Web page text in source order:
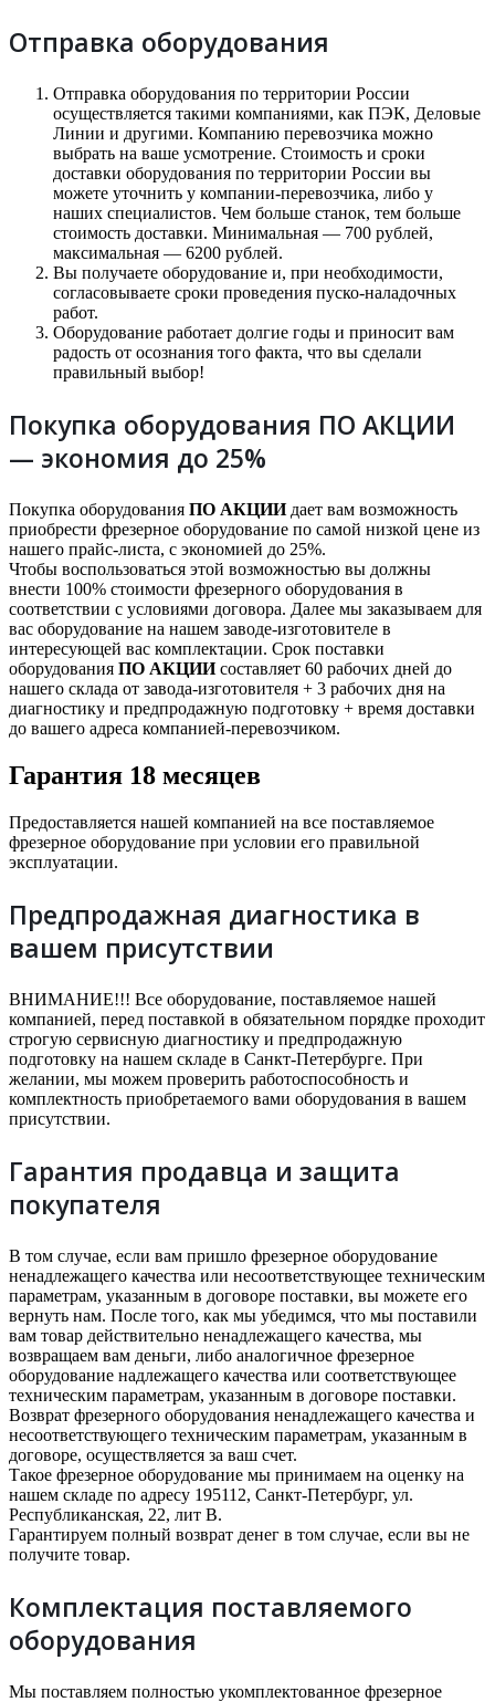
Отправка оборудования
Отправка оборудования по территории России
осуществляется такими компаниями, как ПЭК, Деловые
Линии и другими. Компанию перевозчика можно
выбрать на ваше усмотрение. Стоимость и сроки
доставки оборудования по территории России вы
можете уточнить у компании-перевозчика, либо у
наших специалистов. Чем больше станок, тем больше
стоимость доставки. Минимальная — 700 рублей,
максимальная — 6200 рублей.
Вы получаете оборудование и, при необходимости,
согласовываете сроки проведения пуско-наладочных
работ.
Оборудование работает долгие годы и приносит вам
радость от осознания того факта, что вы сделали
правильный выбор!
Покупка оборудования ПО АКЦИИ
— экономия до 25%
Покупка оборудования ПО АКЦИИдает вам возможность
приобрести фрезерное оборудование по самой низкой цене из
нашего прайс-листа, с экономией до 25%.
Чтобы воспользоваться этой возможностью вы должны
внести 100% стоимости фрезерного оборудования в
соответствии с условиями договора. Далее мы заказываем для
вас оборудование на нашем заводе-изготовителе в
интересующей вас комплектации. Срок поставки
оборудования ПО АКЦИИсоставляет 60 рабочих дней до
нашего склада от завода-изготовителя + 3 рабочих дня на
диагностику и предпродажную подготовку + время доставки
до вашего адреса компанией-перевозчиком.
Гарантия 18 месяцев
Предоставляется нашей компанией на все поставляемое
фрезерное оборудование при условии его правильной
эксплуатации.
Предпродажная диагностика в
вашем присутствии
ВНИМАНИЕ!!! Все оборудование, поставляемое нашей
компанией, перед поставкой в обязательном порядке проходит
строгую сервисную диагностику и предпродажную
подготовку на нашем складе в Санкт-Петербурге. При
желании, мы можем проверить работоспособность и
комплектность приобретаемого вами оборудования в вашем
присутствии.
Гарантия продавца и защита
покупателя
В том случае, если вам пришло фрезерное оборудование
ненадлежащего качества или несоответствующее техническим
параметрам, указанным в договоре поставки, вы можете его
вернуть нам. После того, как мы убедимся, что мы поставили
вам товар действительно ненадлежащего качества, мы
возвращаем вам деньги, либо аналогичное фрезерное
оборудование надлежащего качества или соответствующее
техническим параметрам, указанным в договоре поставки.
Возврат фрезерного оборудования ненадлежащего качества и
несоответствующего техническим параметрам, указанным в
договоре, осуществляется за ваш счет.
Такое фрезерное оборудование мы принимаем на оценку на
нашем складе по адресу 195112, Санкт-Петербург, ул.
Республиканская, 22, лит В.
Гарантируем полный возврат денег в том случае, если вы не
получите товар.
Комплектация поставляемого
оборудования
Мы поставляем полностью укомплектованное фрезерное